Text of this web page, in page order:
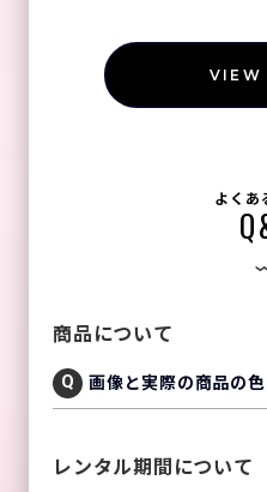
VIEW
よくあ
商品について
画像と実際の商品の
レンタル期間について